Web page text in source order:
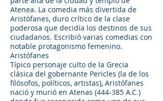
Atenea. La comedia más divertida de
Aristófanes, duro crítico de la clase
poderosa que decidía los destinos de sus
ciudadanos. Escribió varias comedias con
notable protagonismo femenino.
Aristófanes
Típico personaje culto de la Grecia
clásica del gobernante Pericles (la de los
filósofos, políticos, artistas), Aristófanes
nació y murió en Atenas (444-385 A.C.)